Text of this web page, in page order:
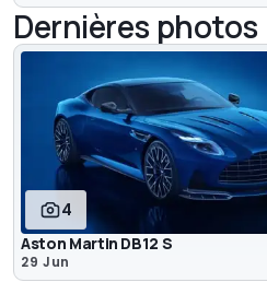
Dernières photos
4
Aston Martin DB12 S
29 Jun